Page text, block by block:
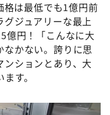
は最低でも1億円前
ジュアリーな最上
億円！「こんなに大
なかない。誇りに思
ションとあり、大
す。